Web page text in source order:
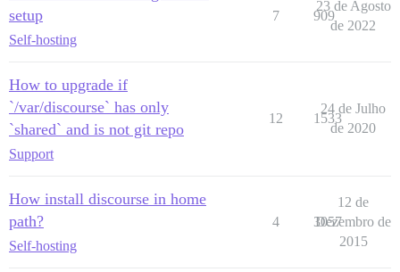
setup
Self-hosting
7 909
23 de Agosto
de 2022
How to upgrade if
`/var/discourse` has only
`shared` and is not git repo
Support
12 1533
24 de Julho
de 2020
How install discourse in home
path?
Self-hosting
4 3057
12 de
Dezembro de
2015